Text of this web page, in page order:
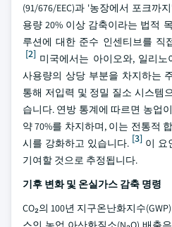
(91/676/EEC)과 '농장에서 포크까
용량 20% 이상 감축이라는 법적
루션에 대한 준수 인센티브를 직
[2] 미국에서는 아이오와, 일리
사용량의 상당 부분을 차지하는
통해 저입력 및 정밀 질소 시스템
습니다. 연방 통계에 따르면 농업
약 70%를 차지하며, 이는 전통적
시를 강화하고 있습니다. [3] 이 요
기여할 것으로 추정됩니다.
기후 변화 및 온실가스 감축 명령
CO₂의 100년 지구온난화지수